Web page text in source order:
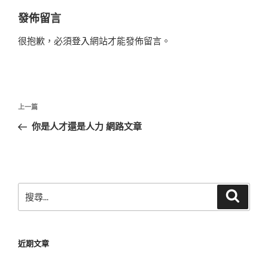
發佈留言
很抱歉，必須登入網站才能發佈留言。
文
導
上
一
上一篇
你是人才還是人力 網路文章
尋
字:
近期文章